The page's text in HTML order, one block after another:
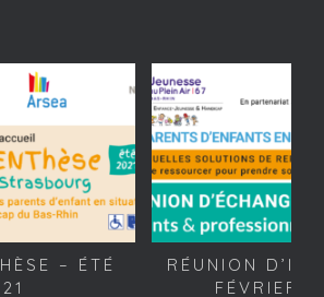
– ÉTÉ
RÉUNION
FÉVRIER